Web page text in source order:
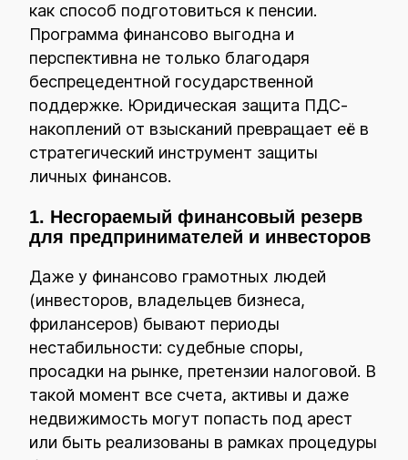
как способ подготовиться к пенсии.
Программа финансово выгодна и
перспективна не только благодаря
беспрецедентной государственной
поддержке. Юридическая защита ПДС-
накоплений от взысканий превращает её в
стратегический инструмент защиты
личных финансов.
1. Несгораемый финансовый резерв
для предпринимателей и инвесторов
Даже у финансово грамотных людей
(инвесторов, владельцев бизнеса,
фрилансеров) бывают периоды
нестабильности: судебные споры,
просадки на рынке, претензии налоговой. В
такой момент все счета, активы и даже
недвижимость могут попасть под арест
или быть реализованы в рамках процедуры